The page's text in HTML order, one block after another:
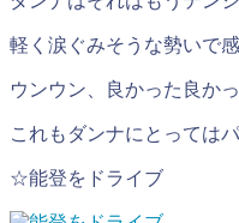
軽く涙ぐみそうな勢いで
ウンウン、良かった良か
これもダンナにとっては
☆能登をドライブ